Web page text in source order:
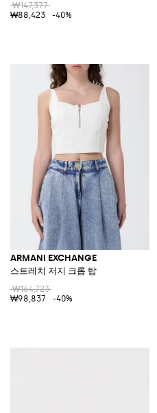
₩147,377
₩88,423
-40%
ARMANI EXCHANGE
스트레치 저지 크롭 탑
₩164,723
₩98,837
-40%